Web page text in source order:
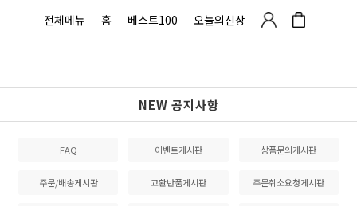
전체메뉴 홈 베스트100 오늘의신상
NEW 공지사항
FAQ 이벤트게시판 상품문의게시판
주문/배송게시판 교환반품게시판 주문취소요청게시판